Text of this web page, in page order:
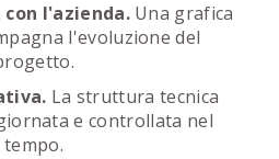
con l'azienda.Una grafica
l'evoluzione del
La struttura tecnica
e controllata nel
tempo.